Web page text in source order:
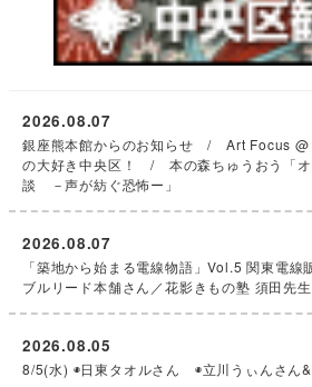
銀座熊本館からのお知らせ / Art Focus
の大好き中央区！ / 本の森ちゅうおう「
談 －声が紡ぐ恐怖ー」
2026.08.07
「築地から始まる電線物語」Vol.5 関東電
ブルリード本舗さん／花影きもの塾 須田先生
2026.08.07
8/5(水) ◉日東タオルさん ◉立川うぃんさん
2026.08.05